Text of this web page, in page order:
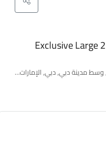
Exclusive Large